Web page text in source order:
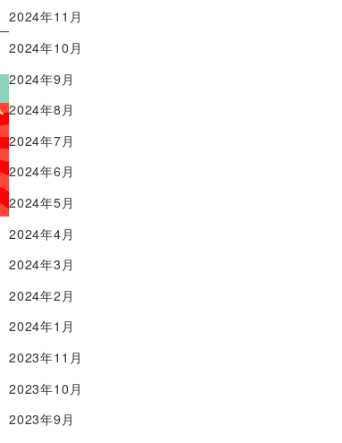
2024年11月
2024年10月
2024年9月
2024年8月
2024年7月
2024年6月
2024年5月
2024年4月
2024年3月
2024年2月
2024年1月
2023年11月
2023年10月
2023年9月